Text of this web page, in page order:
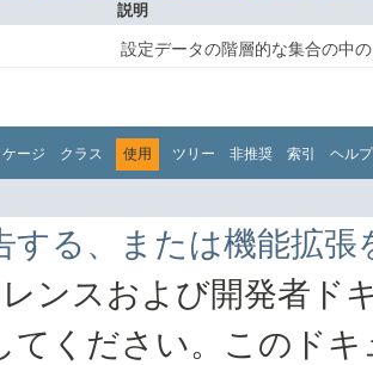
説明
設定データの階層的な集合の中
ージ クラス 使用 ツリー 非推奨 索引 ヘルプ
する、または機能拡張
ンスおよび開発者ド
てください。このド